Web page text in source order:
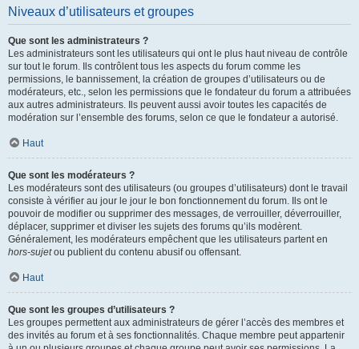
Niveaux d’utilisateurs et groupes
Que sont les administrateurs ?
Les administrateurs sont les utilisateurs qui ont le plus haut niveau de contrôle
sur tout le forum. Ils contrôlent tous les aspects du forum comme les
permissions, le bannissement, la création de groupes d’utilisateurs ou de
modérateurs, etc., selon les permissions que le fondateur du forum a attribuées
aux autres administrateurs. Ils peuvent aussi avoir toutes les capacités de
modération sur l’ensemble des forums, selon ce que le fondateur a autorisé.
Haut
Que sont les modérateurs ?
Les modérateurs sont des utilisateurs (ou groupes d’utilisateurs) dont le travail
consiste à vérifier au jour le jour le bon fonctionnement du forum. Ils ont le
pouvoir de modifier ou supprimer des messages, de verrouiller, déverrouiller,
déplacer, supprimer et diviser les sujets des forums qu’ils modèrent.
Généralement, les modérateurs empêchent que les utilisateurs partent en
hors-sujetou publient du contenu abusif ou offensant.
Haut
Que sont les groupes d’utilisateurs ?
Les groupes permettent aux administrateurs de gérer l’accès des membres et
des invités au forum et à ses fonctionnalités. Chaque membre peut appartenir